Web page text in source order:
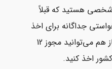
شخصی هستید که قبلاً
جداگانه برای اخذ
این ویزا ارائه کرده است، باز هم می‌توانید مجوز 12
اخذ کنید.